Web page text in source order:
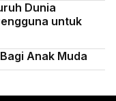
Dunia
untuk
Anak Muda